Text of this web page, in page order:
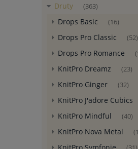
Druty (363)
Drops Basic (16)
Drops Pro Classic (52)
Drops Pro Romance
KnitPro Dreamz (23)
KnitPro Ginger (32)
KnitPro J'adore Cubics
KnitPro Mindful (40)
KnitPro Nova Metal
KnitPro Symfonie